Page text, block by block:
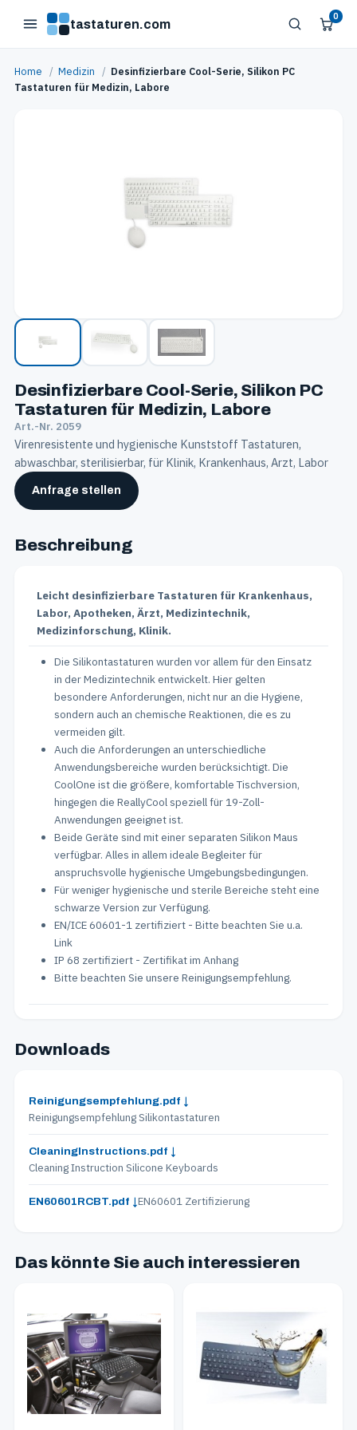
tastaturen.com
0
Home / Medizin / Desinfizierbare Cool-Serie, Silikon PC
Tastaturen für Medizin, Labore
Desinfizierbare Cool-Serie, Silikon PC
Tastaturen für Medizin, Labore
Art.-Nr. 2059
Virenresistente und hygienische Kunststoff Tastaturen,
abwaschbar, sterilisierbar, für Klinik, Krankenhaus, Arzt, Labor
Anfrage stellen
Beschreibung
Leicht desinfizierbare Tastaturen für Krankenhaus,
Labor, Apotheken, Ärzt, Medizintechnik,
Medizinforschung, Klinik.
Die Silikontastaturen wurden vor allem für den Einsatz
in der Medizintechnik entwickelt. Hier gelten
besondere Anforderungen, nicht nur an die Hygiene,
sondern auch an chemische Reaktionen, die es zu
vermeiden gilt.
Auch die Anforderungen an unterschiedliche
Anwendungsbereiche wurden berücksichtigt. Die
CoolOne ist die größere, komfortable Tischversion,
hingegen die ReallyCool speziell für 19-Zoll-
Anwendungen geeignet ist.
Beide Geräte sind mit einer separaten Silikon Maus
verfügbar. Alles in allem ideale Begleiter für
anspruchsvolle hygienische Umgebungsbedingungen.
Für weniger hygienische und sterile Bereiche steht eine
schwarze Version zur Verfügung.
EN/ICE 60601-1 zertifiziert - Bitte beachten Sie u.a.
Link
IP 68 zertifiziert - Zertifikat im Anhang
Bitte beachten Sie unsere Reinigungsempfehlung.
Downloads
Reinigungsempfehlung.pdf ↓
Reinigungsempfehlung Silikontastaturen
CleaningInstructions.pdf ↓
Cleaning Instruction Silicone Keyboards
EN60601RCBT.pdf ↓EN60601 Zertifizierung
Das könnte Sie auch interessieren